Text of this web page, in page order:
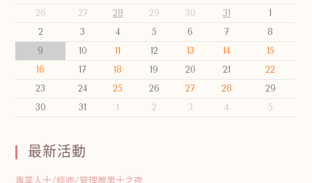
26
27 28 29 30 31
1
2
3 4 5 6 7
8
9
10 11 12 13 14
15
16
17 18 19 20 21
22
23
24 25 26 27 28
29
30
31 1 2 3 4 5
最新活動
專業人士/經商/管理層男士之夜